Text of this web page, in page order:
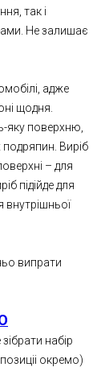
так і
Не залишає
адже
щодня.
яку поверхню,
Виріб
– для
підійде для
внутрішньої
випрати
набір
окремо)